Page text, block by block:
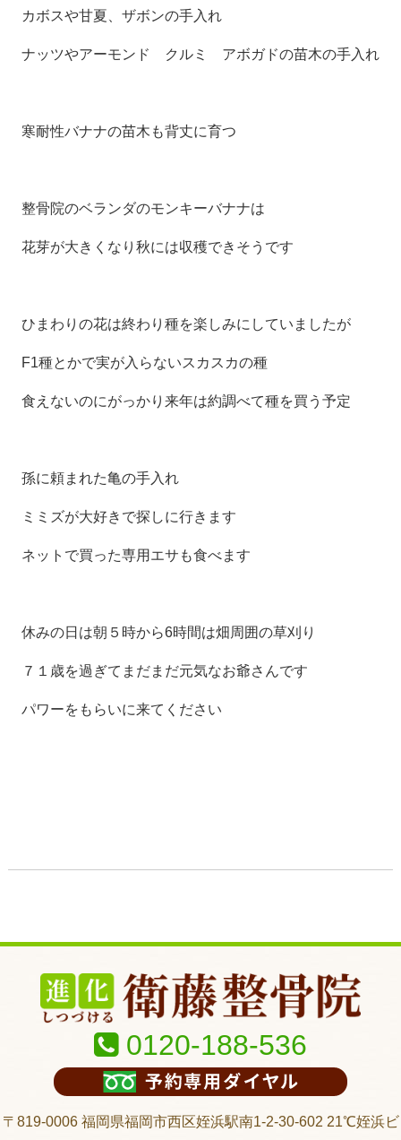
カボスや甘夏、ザボンの手入れ
ナッツやアーモンド クルミ アボガドの苗木の手入れ
寒耐性バナナの苗木も背丈に育つ
整骨院のベランダのモンキーバナナは
花芽が大きくなり秋には収穫できそうです
ひまわりの花は終わり種を楽しみにしていましたが
F1種とかで実が入らないスカスカの種
食えないのにがっかり来年は約調べて種を買う予定
孫に頼まれた亀の手入れ
ミミズが大好きで探しに行きます
ネットで買った専用エサも食べます
休みの日は朝５時から6時間は畑周囲の草刈り
７１歳を過ぎてまだまだ元気なお爺さんです
パワーをもらいに来てください
0120-188-536
〒819-0006 福岡県福岡市西区姪浜駅南1-2-30-602 21℃姪浜ビ